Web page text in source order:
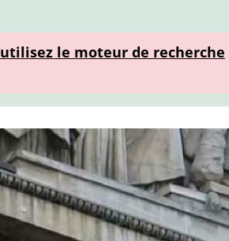
utilisez le moteur de recherche